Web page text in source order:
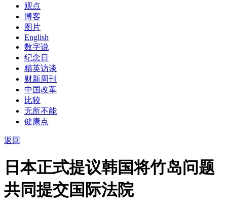
观点
博客
图片
English
数字说
纪念日
精英访谈
财新周刊
中国改革
比较
无所不能
健康点
返回
日本正式提议韩国将竹岛问题
共同提交国际法院